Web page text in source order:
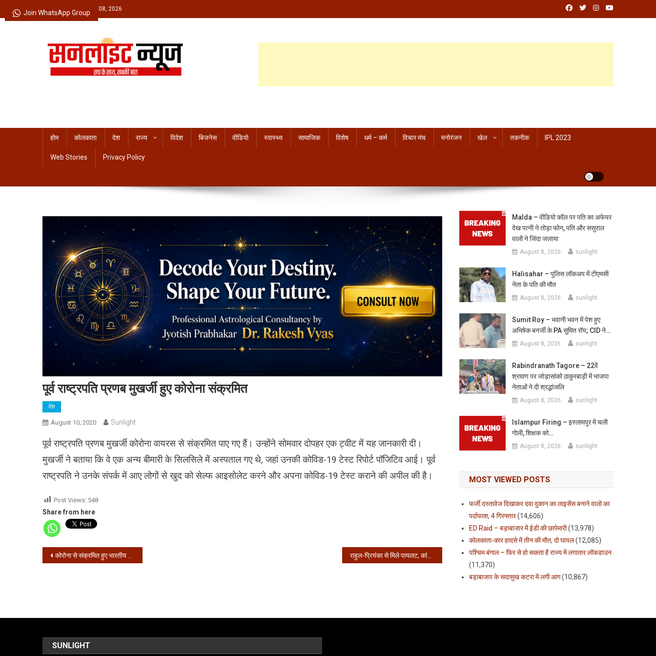
to
Saturday, August 08, 2026
होम कोलकाता देश राज्य विदेश बिजनेस वीडियो स्वास्थ्य सामाजिक विशेष धर्म – कर्म विचार मंच मनोरंजन खेल तकनीक IPL 2023
Web Stories Privacy Policy
पूर्व राष्ट्रपति प्रणब मुखर्जी हुए कोरोना संक्रमित
देश
August 10, 2020 Sunlight
पूर्व राष्‍ट्रपति प्रणब मुखर्जी कोरोना वायरस से संक्रमित पाए गए हैं। उन्‍होंने सोमवार दोपहर एक ट्वीट में यह जानकारी दी।
मुखर्जी ने बताया कि वे एक अन्‍य बीमारी के सिलसिले में अस्‍पताल गए थे, जहां उनकी कोविड-19 टेस्‍ट रिपोर्ट पॉजिटिव आई। पूर्व
राष्‍ट्रपति ने उनके संपर्क में आए लोगों से खुद को सेल्‍फ आइसोलेट करने और अपना कोविड-19 टेस्‍ट कराने की अपील की है।
Post Views: 548
Share from here
Post
कोरोना से संक्रमित हुए भारतीय हॉकी टीम के खिलाड़ी मनदीप सिंह राहुल-प्रियंका से मिले पायलट, कांग्रेस में वापसी की अटकलें तेज
Malda – वीडियो कॉल पर पति का अफेयर
देख पत्नी ने तोड़ा फोन, पति और ससुराल
वालों ने जिंदा जलाया
August 8, 2026 sunlight
Halisahar – पुलिस लॉकअप में टीएमसी
नेता के पति की मौत
August 8, 2026 sunlight
Sumit Roy – भवानी भवन में पेश हुए
अभिषेक बनर्जी के PA सुमित रॉय; CID ने…
August 8, 2026 sunlight
Rabindranath Tagore – 22वें
श्रावण पर जोड़ासांको ठाकुरबाड़ी में भाजपा
नेताओं ने दी श्रद्धांजलि
August 8, 2026 sunlight
Islampur Firing – इस्लामपुर में चली
गोली, शिक्षक को…
August 8, 2026 sunlight
MOST VIEWED POSTS
फर्जी दस्तावेज दिखाकर दवा दुकान का लाइसेंस बनाने वालो का
पर्दाफाश, 4 गिरफ्तार(14,606)
ED Raid – बड़ाबाजार में ईडी की छापेमारी(13,978)
कोलकाता-कार हादसे में तीन की मौत, दो घायल(12,085)
पश्चिम बंगाल – फिर से हो सकता है राज्य में लगातार लॉकडाउन
(11,370)
बड़ाबाजार के सदासुख कटरा में लगी आग(10,867)
SUNLIGHT
Join WhatsApp Group